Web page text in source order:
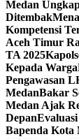
Medan
Ditembak
Kompetensi
Aceh Timur
TA 2025
Kepada Warga
Pengawasan
MedanBakar
Medan Ajak
Depan
Bapenda Kota